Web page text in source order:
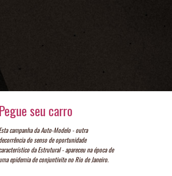
Pegue seu carro
campanha da Auto-Modelo - outra
do senso de oportunidade
da Estrutural - apareceu na época de
epidemia de conjuntivite no Rio de Janeiro.